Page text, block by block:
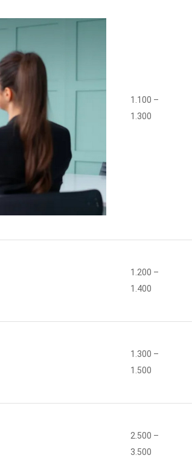
1.100 –
1.300
1.200 –
1.400
1.300 –
1.500
2.500 –
3.500